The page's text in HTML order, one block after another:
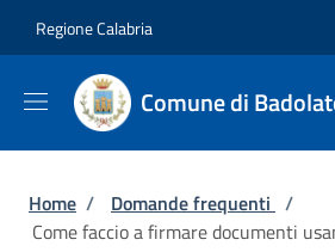
Regione Calabria
Comune di
Briciole di pane
Home / Domande frequenti /
Come faccio a firmare documenti